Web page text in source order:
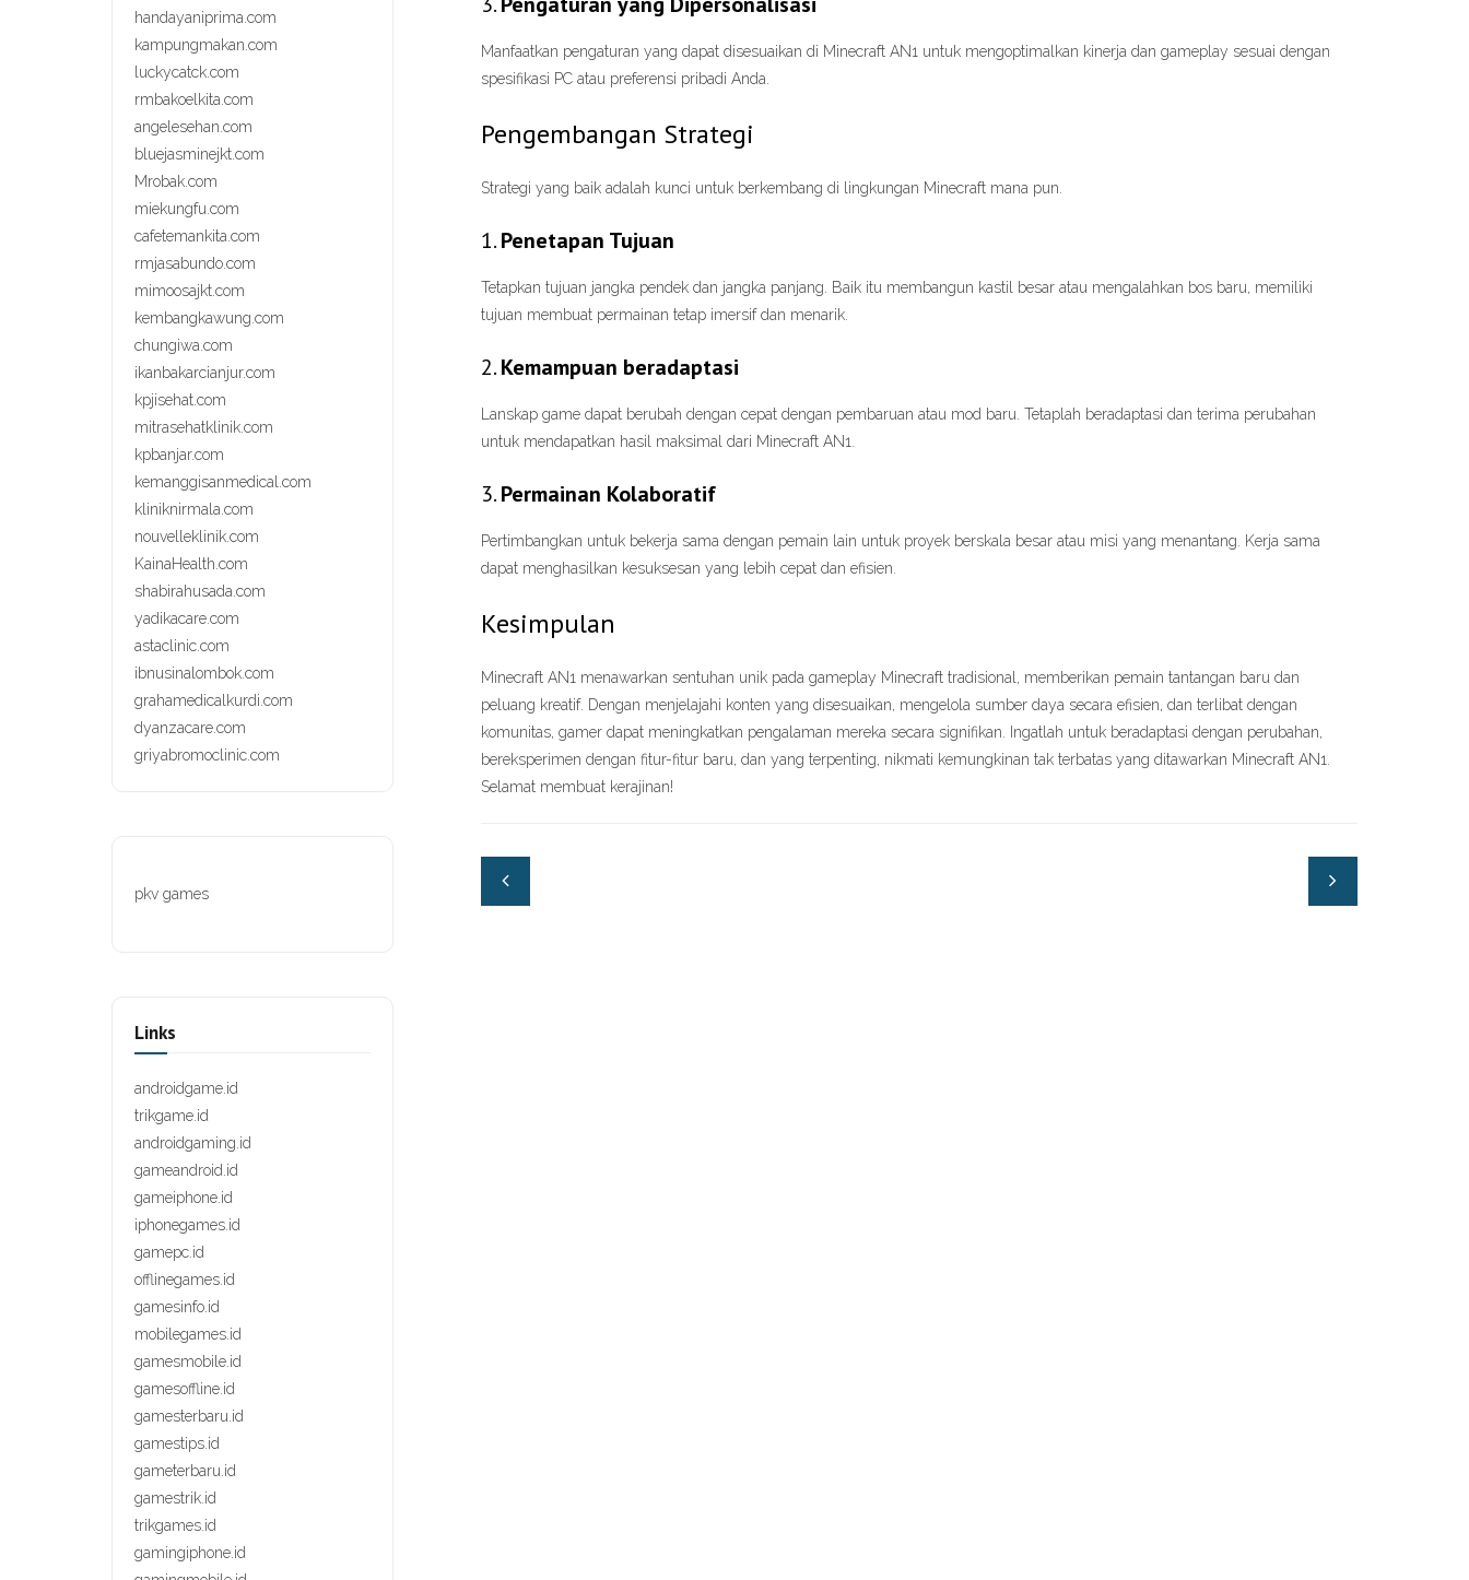
Manfaatkan pengaturan yang dapat disesuaikan di Minecraft AN1 untuk mengoptimalkan kinerja dan gameplay sesuai dengan
spesifikasi PC atau preferensi pribadi Anda.
Pengembangan Strategi
Strategi yang baik adalah kunci untuk berkembang di lingkungan Minecraft mana pun.
1.Penetapan Tujuan
Tetapkan tujuan jangka pendek dan jangka panjang. Baik itu membangun kastil besar atau mengalahkan bos baru, memiliki
tujuan membuat permainan tetap imersif dan menarik.
2.Kemampuan beradaptasi
Lanskap game dapat berubah dengan cepat dengan pembaruan atau mod baru. Tetaplah beradaptasi dan terima perubahan
untuk mendapatkan hasil maksimal dari Minecraft AN1.
3.Permainan Kolaboratif
Pertimbangkan untuk bekerja sama dengan pemain lain untuk proyek berskala besar atau misi yang menantang. Kerja sama
dapat menghasilkan kesuksesan yang lebih cepat dan efisien.
Kesimpulan
Minecraft AN1 menawarkan sentuhan unik pada gameplay Minecraft tradisional, memberikan pemain tantangan baru dan
peluang kreatif. Dengan menjelajahi konten yang disesuaikan, mengelola sumber daya secara efisien, dan terlibat dengan
komunitas, gamer dapat meningkatkan pengalaman mereka secara signifikan. Ingatlah untuk beradaptasi dengan perubahan,
bereksperimen dengan fitur-fitur baru, dan yang terpenting, nikmati kemungkinan tak terbatas yang ditawarkan Minecraft AN1.
Selamat membuat kerajinan!
handayaniprima.com
kampungmakan.com
luckycatck.com
rmbakoelkita.com
angelesehan.com
bluejasminejkt.com
Mrobak.com
miekungfu.com
cafetemankita.com
rmjasabundo.com
mimoosajkt.com
kembangkawung.com
chungiwa.com
ikanbakarcianjur.com
kpjisehat.com
mitrasehatklinik.com
kpbanjar.com
kemanggisanmedical.com
kliniknirmala.com
nouvelleklinik.com
KainaHealth.com
shabirahusada.com
yadikacare.com
astaclinic.com
ibnusinalombok.com
grahamedicalkurdi.com
dyanzacare.com
griyabromoclinic.com
pkv games
Links
androidgame.id
trikgame.id
androidgaming.id
gameandroid.id
gameiphone.id
iphonegames.id
gamepc.id
offlinegames.id
gamesinfo.id
mobilegames.id
gamesmobile.id
gamesoffline.id
gamesterbaru.id
gamestips.id
gameterbaru.id
gamestrik.id
trikgames.id
gamingiphone.id